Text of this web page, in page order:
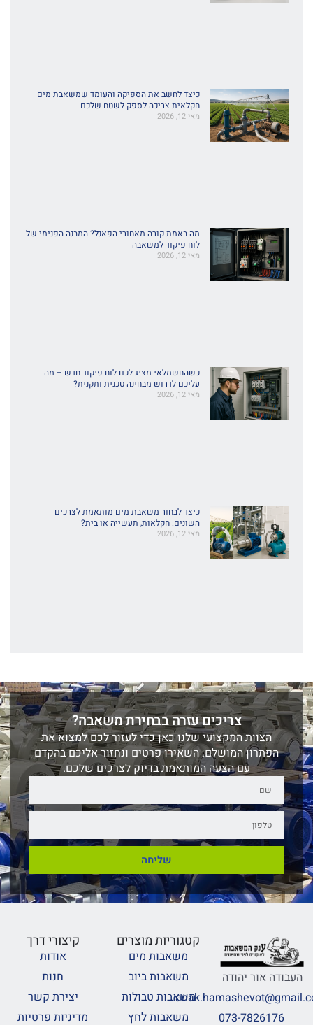
כיצד לחשב את הספיקה והעומד שמשאבת מים
חקלאית צריכה לספק לשטח שלכם
מאי 12, 2026
מה באמת קורה מאחורי הפאנל? המבנה הפנימי של
לוח פיקוד למשאבה
מאי 12, 2026
כשהחשמלאי מציג לכם לוח פיקוד חדש – מה
עליכם לדרוש מבחינה טכנית ותקנית?
מאי 12, 2026
כיצד לבחור משאבת מים מותאמת לצרכים
השונים: חקלאות, תעשייה או בית?
מאי 12, 2026
צריכים עזרה בבחירת משאבה?
הצוות המקצועי שלנו כאן כדי לעזור לכם למצוא את
הפתרון המושלם. השאירו פרטים ונחזור אליכם בהקדם
עם הצעה המותאמת בדיוק לצרכים שלכם.
שליחה
העבודה אור יהודה
073-7826176
קטגוריות מוצרים
משאבות מים
משאבות ביוב
משאבות טבולות
משאבות לחץ
קיצורי דרך
אודות
חנות
יצירת קשר
מדיניות פרטיות